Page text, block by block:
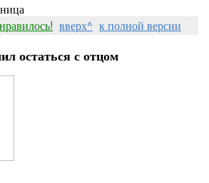
вверх^ к полной версии
остаться с отцом